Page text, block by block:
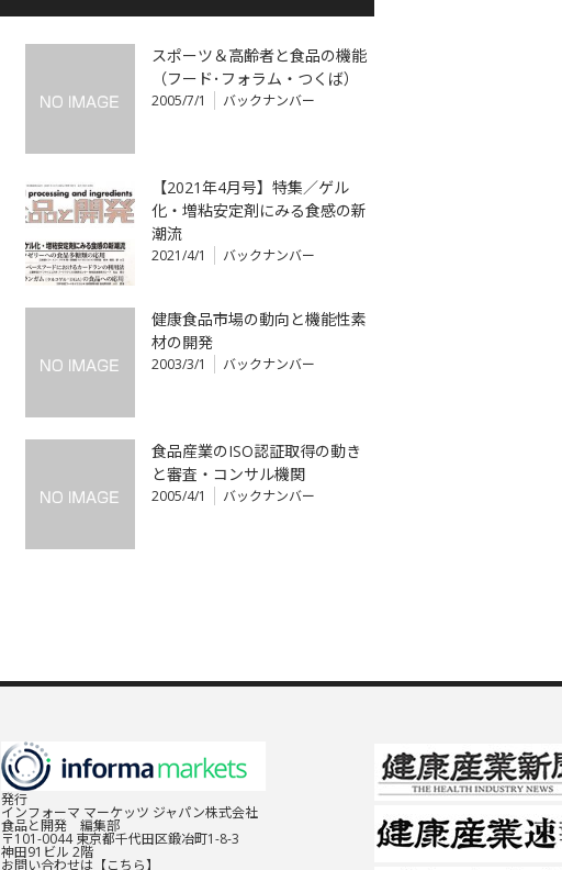
スポーツ＆高齢者と食品の機能
（フード･フォラム・つくば）
2005/7/1 バックナンバー
【2021年4月号】特集／ゲル
化・増粘安定剤にみる食感の新
潮流
2021/4/1 バックナンバー
健康食品市場の動向と機能性素
材の開発
2003/3/1 バックナンバー
食品産業のISO認証取得の動き
と審査・コンサル機関
2005/4/1 バックナンバー
発行
インフォーマ マーケッツ ジャパン株式会社
食品と開発 編集部
〒101-0044 東京都千代田区鍛冶町1-8-3
神田91ビル 2階
お問い合わせは 【こちら】